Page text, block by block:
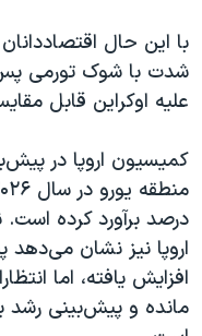
با این حال
شدت با شوک تورمی
علیه اوکراین قابل
کمیسیون اروپا در
درصد برآورد کرده